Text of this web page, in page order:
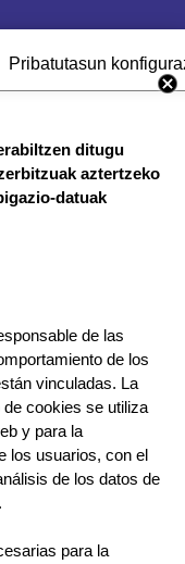
Pribatutasun
ditugu
aztertzeko
datuak
de las
de los
vinculadas. La
cookies se utiliza
y para la
los usuarios, con el
de los datos de
para la